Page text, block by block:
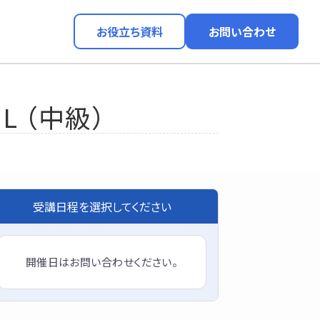
お役立ち資料 お問い合わせ
中級）
受講日程を選択してください
開催日はお問い合わせください。